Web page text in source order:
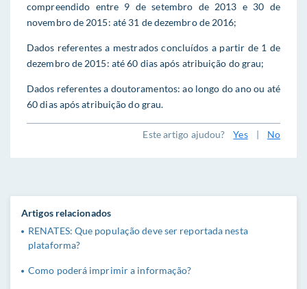
compreendido entre 9 de setembro de 2013 e 30 de
novembro de 2015: até 31 de dezembro de 2016;
Dados referentes a mestrados concluídos a partir de 1 de
dezembro de 2015: até 60 dias após atribuição do grau;
Dados referentes a doutoramentos: ao longo do ano ou até
60 dias após atribuição do grau.
Este artigo ajudou? Yes | No
Artigos relacionados
RENATES: Que população deve ser reportada nesta
plataforma?
Como poderá imprimir a informação?